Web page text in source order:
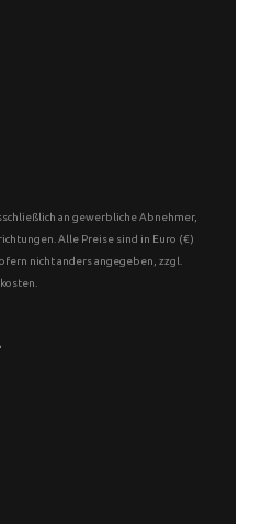
an gewerbliche Abnehmer,
Alle Preise sind in Euro (€)
nicht anders angegeben, zzgl.